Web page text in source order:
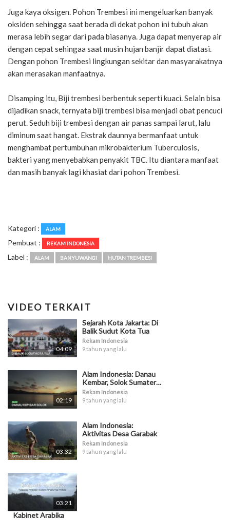
Juga kaya oksigen. Pohon Trembesi ini mengeluarkan banyak
oksiden sehingga saat berada di dekat pohon ini tubuh akan
merasa lebih segar dari pada biasanya. Juga dapat menyerap air
dengan cepat sehingaa saat musin hujan banjir dapat diatasi.
Dengan pohon Trembesi lingkungan sekitar dan masyarakatnya
akan merasakan manfaatnya.
Disamping itu, Biji trembesi berbentuk seperti kuaci. Selain bisa
dijadikan snack, ternyata biji trembesi bisa menjadi obat pencuci
perut. Seduh biji trembesi dengan air panas sampai larut, lalu
diminum saat hangat. Ekstrak daunnya bermanfaat untuk
menghambat pertumbuhan mikrobakterium Tuberculosis,
bakteri yang menyebabkan penyakit TBC. Itu diantara manfaat
dan masih banyak lagi khasiat dari pohon Trembesi.
Kategori : ALAM
Pembuat : REKAM INDONESIA
Label : ALAM BANYUWANGI HUTAN TREMBESI
VIDEO TERKAIT
04:09
Sejarah Kota Jakarta: Di
Balik Sudut Kota Tua
Rekam Indonesia
9 tahun yang lalu
02:19
Alam Indonesia: Danau
Kembar, Solok Sumatera
Barat
Rekam Indonesia
9 tahun yang lalu
03:32
Alam Indonesia:
Aktivitas Desa Garabak
Rekam Indonesia
9 tahun yang lalu
03:21
Kabinet Arabika